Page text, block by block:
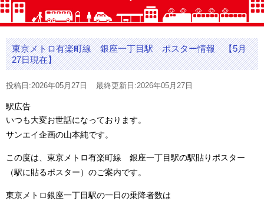
東京メトロ有楽町線 銀座一丁目駅 ポスター情報 【5月
27日現在】
投稿日:2026年05月27日 最終更新日:2026年05月27日
駅広告
いつも大変お世話になっております。
サンエイ企画の山本純です。
この度は、東京メトロ有楽町線 銀座一丁目駅の駅貼りポスター
（駅に貼るポスター）のご案内です。
東京メトロ銀座一丁目駅の一日の乗降者数は